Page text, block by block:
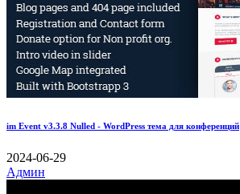
im Event v3.3.8 Nulled - WordPress тема для конференций
2024-06-29
Админ